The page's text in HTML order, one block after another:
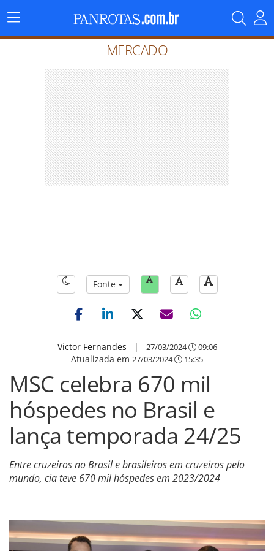
Menu
Principal
MERCADO
Fonte
Victor Fernandes | 27/03/2024 09:06
Atualizada em 27/03/2024 15:35
MSC celebra 670 mil
hóspedes no Brasil e
lança temporada 24/25
Entre cruzeiros no Brasil e brasileiros em cruzeiros pelo
mundo, cia teve 670 mil hóspedes em 2023/2024